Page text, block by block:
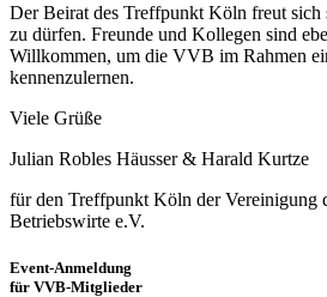
Der Beirat des Treffpunkt Köln freut sich
zu dürfen. Freunde und Kollegen sind
Willkommen, um die VVB im Rahmen
kennenzulernen.
Viele Grüße
Julian Robles Häusser & Harald Kurtze
für den Treffpunkt Köln der Vereinigung
Betriebswirte e.V.
Event-Anmeldung
für VVB-Mitglieder